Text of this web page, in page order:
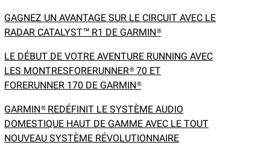
GAGNEZ UN AVANTAGE SUR LE CIRCUIT AVEC LE
RADAR CATALYST™ R1 DE GARMIN®
LE DÉBUT DE VOTRE AVENTURE RUNNING AVEC
LES MONTRESFORERUNNER® 70 ET
FORERUNNER 170 DE GARMIN®
GARMIN® REDÉFINIT LE SYSTÈME AUDIO
DOMESTIQUE HAUT DE GAMME AVEC LE TOUT
NOUVEAU SYSTÈME RÉVOLUTIONNAIRE